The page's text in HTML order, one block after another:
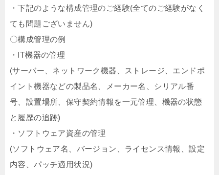
・下記のような構成管理のご経験(全てのご経験がなく
ても問題ございません)
〇構成管理の例
・IT機器の管理
(サーバー、ネットワーク機器、ストレージ、エンドポ
イント機器などの製品名、メーカー名、シリアル番
号、設置場所、保守契約情報を一元管理、機器の状態
と履歴の追跡)
・ソフトウェア資産の管理
(ソフトウェア名、バージョン、ライセンス情報、設定
内容、パッチ適用状況)